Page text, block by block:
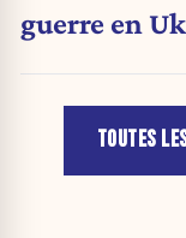
guerre en
TOUTES